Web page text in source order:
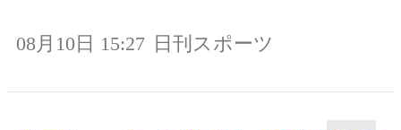
08月10日 15:27 日刊スポーツ